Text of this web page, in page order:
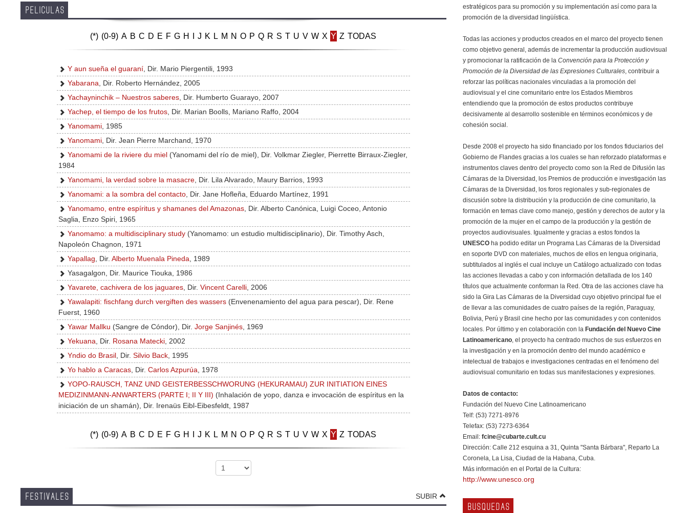
PELICULAS
(*) (0-9) A B C D E F G H J K L M N O P Q R S T U V W X Y Z TODAS
Y aun sueña el guaraní, Dir. Mario Piergentili, 1993
Yabarana, Dir. Roberto Hernández, 2005
Yachayninchik – Nuestros saberes, Dir. Humberto Guarayo, 2007
Yachep, el tiempo de los frutos, Dir. Marian Boolls, Mariano Raffo, 2004
Yanomami, 1985
Yanomami, Dir. Jean Pierre Marchand, 1970
Yanomami de la riviere du miel (Yanomami del río de miel), Dir. Volkmar Ziegler, Pierrette Birraux-Ziegler,
1984
Yanomami, la verdad sobre la masacre, Dir. Lila Alvarado, Maury Barrios, 1993
Yanomami: a la sombra del contacto, Dir. Jane Hofleña, Eduardo Martínez, 1991
Yanomamo, entre espíritus y shamanes del Amazonas, Dir. Alberto Canónica, Luigi Coceo, Antonio
Saglia, Enzo Spiri, 1965
Yanomamo: a multidisciplinary study (Yanomamo: un estudio multidisciplinario), Dir. Timothy Asch,
Napoleón Chagnon, 1971
Yapallag, Dir.Alberto Muenala Pineda, 1989
Yasagalgon, Dir. Maurice Tiouka, 1986
Yavarete, cachivera de los jaguares, Dir.Vincent Carelli, 2006
Yawalapiti: fischfang durch vergiften des wassers (Envenenamiento del agua para pescar), Dir. Rene
Fuerst, 1960
Yawar Mallku (Sangre de Cóndor), Dir.Jorge Sanjinés, 1969
Yekuana, Dir. Rosana Matecki, 2002
Yndio do Brasil , Dir.Silvio Back, 1995
Yo hablo a Caracas, Dir.Carlos Azpurúa, 1978
YOPO-RAUSCH, TANZ UND GEISTERBESSCHWORUNG (HEKURAMAU) ZUR INITIATION EINES
MEDIZINMANN-ANWARTERS (PARTE I; II Y III) (Inhalación de yopo, danza e invocación de espíritus en la
iniciación de un shamán), Dir. Irenaüs Eibl-Eibesfeldt, 1987
(*) (0-9) A B C D E F G H J K L M N O P Q R S T U V W X Y Z TODAS
FESTIVALES SUBIR
estratégicos para su promoción y su implementación así como para la
promoción de la diversidad lingüística.
Todas las acciones y productos creados en el marco del proyecto tienen
como objetivo general, además de incrementar la producción audiovisual
y promocionar la ratificación de laConvención para la Protección y
Promoción de la Diversidad de las Expresiones Culturales, contribuir a
reforzar las políticas nacionales vinculadas a la promoción del
audiovisual y el cine comunitario entre los Estados Miembros
entendiendo que la promoción de estos productos contribuye
decisivamente al desarrollo sostenible en términos económicos y de
cohesión social.
Desde 2008 el proyecto ha sido financiado por los fondos fiduciarios del
Gobierno de Flandes gracias a los cuales se han reforzado plataformas e
instrumentos claves dentro del proyecto como son la Red de Difusión las
Cámaras de la Diversidad, los Premios de producción e investigación las
Cámaras de la Diversidad, los foros regionales y sub-regionales de
discusión sobre la distribución y la producción de cine comunitario, la
formación en temas clave como manejo, gestión y derechos de autor y la
promoción de la mujer en el campo de la producción y la gestión de
proyectos audiovisuales. Igualmente y gracias a estos fondos la
UNESCO ha podido editar un Programa Las Cámaras de la Diversidad
en soporte DVD con materiales, muchos de ellos en lengua originaria,
subtitulados al inglés el cual incluye un Catálogo actualizado con todas
las acciones llevadas a cabo y con información detallada de los 140
títulos que actualmente conforman la Red. Otra de las acciones clave ha
sido la Gira Las Cámaras de la Diversidad cuyo objetivo principal fue el
de llevar a las comunidades de cuatro países de la región, Paraguay,
Bolivia, Perú y Brasil cine hecho por las comunidades y con contenidos
locales. Por último y en colaboración con la Fundación del Nuevo Cine
Latinoamericano, el proyecto ha centrado muchos de sus esfuerzos en
la investigación y en la promoción dentro del mundo académico e
intelectual de trabajos e investigaciones centradas en el fenómeno del
audiovisual comunitario en todas sus manifestaciones y expresiones.
Datos de contacto:
Fundación del Nuevo Cine Latinoamericano
Telf: (53) 7271-8976
Telefax: (53) 7273-6364
Email:fcine@cubarte.cult.cu
Dirección: Calle 212 esquina a 31, Quinta "Santa Bárbara", Reparto La
Coronela, La Lisa, Ciudad de la Habana, Cuba.
Más información en el Portal de la Cultura:
http://www.unesco.org
BUSQUEDAS